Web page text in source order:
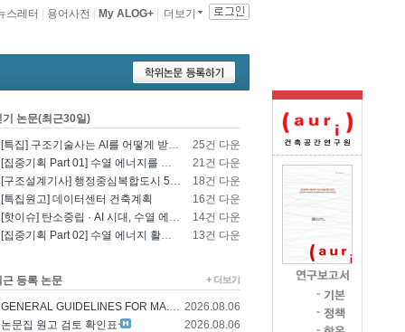
더보기
My ALOG+
용어사전
스레터
기 논문(최근30일)
[특집] 구조기술사는 AI를 어떻게 받아들일 것인가? - 영국구조기술사회의 AI 및 L..
25건 다운
[집중기획 Part 01] 수열 에너지를 이용한 건물 냉난방 및 데이터센터 냉각
21건 다운
[구조설계기사] 행정중심복합도시 5-1생활권 L5BL 공공주택 건설공사 모듈러 건축물 ..
18건 다운
[특집원고] 데이터센터 건축계획
16건 다운
[핫이슈] 탄소중립 · AI 시대, 수열 에너지 기술의 재조명과 고도화 방향
14건 다운
[집중기획 Part 02] 수열 에너지 활용 기술 및 수열 플랜트 적용
13건 다운
근 등록 논문
GENERAL GUIDELINES FOR MA.. 2026.08.06
논문집 원고 검토 확인표
2026.08.06